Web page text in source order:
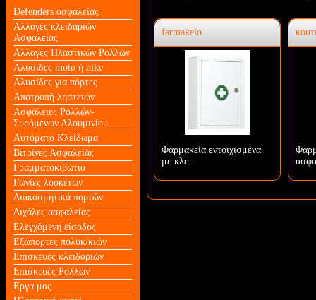
Defenders ασφαλείας
Αλλαγές κλειδαριών
Aσφαλείας
Αλλαγές Πλαστικών Ρολλών
Αλυσίδες moto ή bike
Αλυσίδες για πόρτες
Αποτροπή ληστειών
Ασφάλειες Ρολλών-
Συρόμενων Αλουμινίου
Αυτόματο Κλείδωμα
Βιτρίνες Ασφαλείας
Γραμματοκιβώτια
Γωνίες λουκέτων
Διακοσμητικά πορτών
Διχάλες ασφαλείας
Ελεγχόμενη είσοδος
Εξώπορτες πολυκ/κιών
Επισκευές κλειδαριών
Επισκευές Ρολλών
Εργα μας
farmakeio
Φαρμακεία εντοιχισμένα
με κλε...